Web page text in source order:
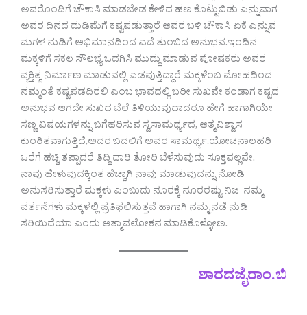
ಅವರೊಂದಿಗೆ ಚೌಕಾಸಿ ಮಾಡಬೇಡ ಕೇಳಿದ ಹಣ ಕೊಟ್ಟುಬಿಡು ಎನ್ನುವಾಗ
ಅವರ ದಿನದ ದುಡಿಮೆಗೆ ಕಷ್ಟಪಡುತ್ತಾರೆ ಆವರ ಬಳಿ ಚೌಕಾಸಿ ಏಕೆ ಎನ್ನುವ
ಮಗಳ ನುಡಿಗೆ ಅಭಿಮಾನದಿಂದ ಎದೆ ತುಂಬಿದ ಅನುಭವ.ಇಂದಿನ
ಮಕ್ಕಳಿಗೆ ಸಕಲ ಸೌಲಭ್ಯ ಒದಗಿಸಿ ಮುದ್ದು ಮಾಡುವ ಪೋಷಕರು ಅವರ
ವ್ಯಕ್ತಿತ್ವ ನಿರ್ಮಾಣ ಮಾಡುವಲ್ಲಿ ಎಡವುತ್ತಿದ್ದಾರೆ ಮಕ್ಕಳೆಂಬ ಮೋಹದಿಂದ
ನಮ್ಮಂತೆ ಕಷ್ಟಪಡದಿರಲಿ ಎಂಬ ಭಾವದಲ್ಲಿ ಬರೀ ಸುಖವೇ ಕಂಡಾಗ ಕಷ್ಟದ
ಅನುಭವ ಆಗದೇ ಸುಖದ ಬೆಲೆ ತಿಳಿಯುವುದಾದರೂ ಹೇಗೆ ಹಾಗಾಗಿಯೇ
ಸಣ್ಣ ವಿಷಯಗಳನ್ನು ಬಗೆಹರಿಸುವ ಸ್ವಸಾಮರ್ಥ್ಯದ, ಆತ್ಮವಿಶ್ವಾಸ
ಕುಂಠಿತವಾಗುತ್ತಿದೆ,ಅದರ ಬದಲಿಗೆ ಅವರ ಸಾಮರ್ಥ್ಯ,ಯೋಚನಾಲಹರಿ
ಒರೆಗೆ ಹಚ್ಚಿ ತಪ್ಪಾದರೆ ತಿದ್ದಿ ದಾರಿ ತೋರಿ ಬೆಳೆಸುವುದು ಸೂಕ್ತವಲ್ಲವೇ.
ನಾವು ಹೇಳುವುದಕ್ಕಿಂತ ಹೆಚ್ಚಾಗಿ ನಾವು ಮಾಡುವುದನ್ನು ನೋಡಿ
ಅನುಸರಿಸುತ್ತಾರೆ ಮಕ್ಕಳು ಎಂಬುದು ನೂರಕ್ಕೆ ನೂರರಷ್ಟು ನಿಜ ನಮ್ಮ
ವರ್ತನೆಗಳು ಮಕ್ಕಳಲ್ಲಿ ಪ್ರತಿಫಲಿಸುತ್ತವೆ ಹಾಗಾಗಿ ನಮ್ಮ ನಡೆ ನುಡಿ
ಸರಿಯಿದೆಯಾ ಎಂದು ಆತ್ಮಾವಲೋಕನ ಮಾಡಿಕೊಳ್ಳೋಣ.
ಶಾರದಜೈರಾಂ.ಬಿ